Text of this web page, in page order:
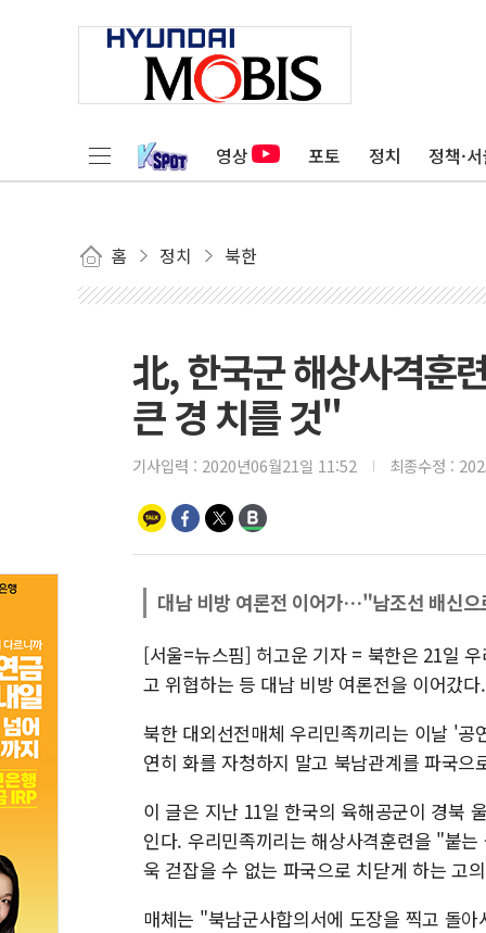
영상 포토 정치 정책·
홈 정치 북한
北, 한국군 해상사격훈
큰 경 치를 것"
기사입력 : 2020년06월21일 11:52 최종수정 :
대남 비방 여론전 이어가…"남조선 배신
[서울=뉴스핌] 허고운 기자 = 북한은 21일
고 위협하는 등 대남 비방 여론전을 이어갔다.
북한 대외선전매체 우리민족끼리는 이날 '
연히 화를 자청하지 말고 북남관계를 파국
이 글은 지난 11일 한국의 육해공군이 경북
인다. 우리민족끼리는 해상사격훈련을 "붙
욱 걷잡을 수 없는 파국으로 치닫게 하는 고
매체는 "북남군사합의서에 도장을 찍고 돌